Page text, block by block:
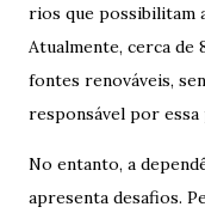
rios que possibilitam
Atualmente, cerca de
fontes renováveis,
responsável por essa
No entanto, a
apresenta desafios.